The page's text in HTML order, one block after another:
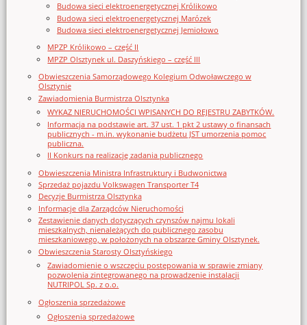
Budowa sieci elektroenergetycznej Królikowo
Budowa sieci elektroenergetycznej Marózek
Budowa sieci elektroenergetycznej Jemiołowo
MPZP Królikowo – część II
MPZP Olsztynek ul. Daszyńskiego – część III
Obwieszczenia Samorządowego Kolegium Odwoławczego w
Olsztynie
Zawiadomienia Burmistrza Olsztynka
WYKAZ NIERUCHOMOŚCI WPISANYCH DO REJESTRU ZABYTKÓW.
Informacja na podstawie art. 37 ust. 1 pkt 2 ustawy o finansach
publicznych - m.in. wykonanie budżetu JST umorzenia pomoc
publiczna.
II Konkurs na realizację zadania publicznego
Obwieszczenia Ministra Infrastruktury i Budwonictwa
Sprzedaż pojazdu Volkswagen Transporter T4
Decyzje Burmistrza Olsztynka
Informacje dla Zarządców Nieruchomości
Zestawienie danych dotyczących czynszów najmu lokali
mieszkalnych, nienależących do publicznego zasobu
mieszkaniowego, w położonych na obszarze Gminy Olsztynek.
Obwieszczenia Starosty Olsztyńskiego
Zawiadomienie o wszczęciu postępowania w sprawie zmiany
pozwolenia zintegrowanego na prowadzenie instalacji
NUTRIPOL Sp. z o.o.
Ogłoszenia sprzedażowe
Ogłoszenia sprzedażowe